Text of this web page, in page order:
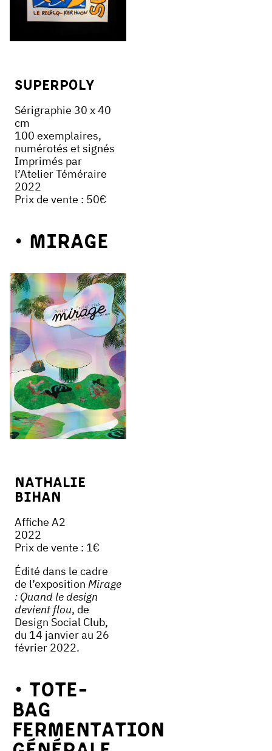
Superpoly
Sérigraphie 30 x 40
cm
100 exemplaires,
numérotés et signés
Imprimés par
l’Atelier Téméraire
2022
Prix de vente : 50€
Mirage
Nathalie
Bihan
Affiche A2
2022
Prix de vente : 1€
Édité dans le cadre
de l’exposition Mirage
: Quand le design
devient flou, de
Design Social Club,
du 14 janvier au 26
février 2022.
Tote-
bag
Fermentation